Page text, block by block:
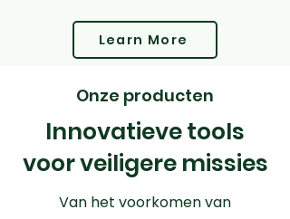
Learn More
Onze producten
Innovatieve tools
voor veiligere missies
Van het voorkomen van